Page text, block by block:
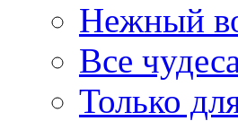
Нежный
Все
Только